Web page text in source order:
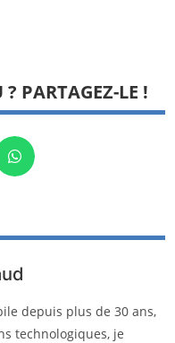
PARTAGEZ-LE !
depuis plus de 30 ans,
technologiques, je